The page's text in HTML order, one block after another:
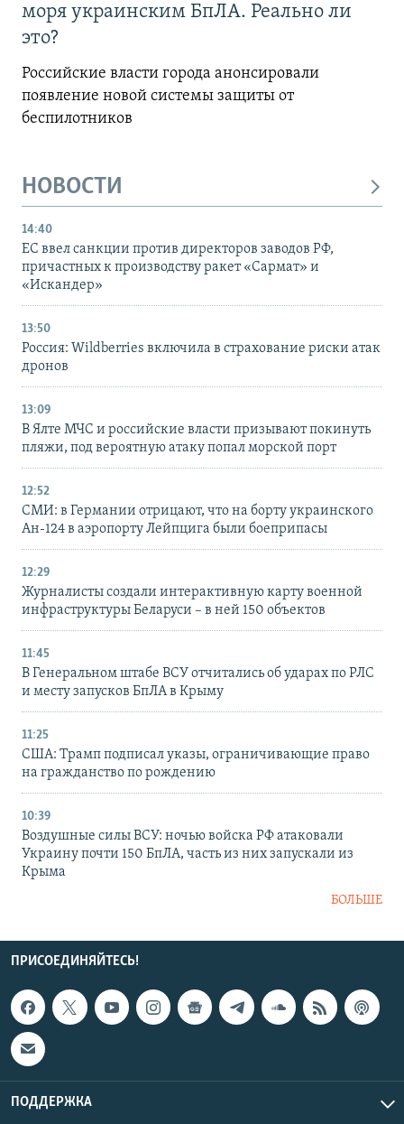
моря украинским БпЛА. Реально ли
это?
Российские власти города анонсировали
появление новой системы защиты от
беспилотников
НОВОСТИ
14:40
ЕС ввел санкции против директоров заводов РФ,
причастных к производству ракет «Сармат» и
«Искандер»
13:50
Россия: Wildberries включила в страхование риски атак
дронов
13:09
В Ялте МЧС и российские власти призывают покинуть
пляжи, под вероятную атаку попал морской порт
12:52
СМИ: в Германии отрицают, что на борту украинского
Ан-124 в аэропорту Лейпцига были боеприпасы
12:29
Журналисты создали интерактивную карту военной
инфраструктуры Беларуси – в ней 150 объектов
11:45
В Генеральном штабе ВСУ отчитались об ударах по РЛС
и месту запусков БпЛА в Крыму
11:25
США: Трамп подписал указы, ограничивающие право
на гражданство по рождению
10:39
Воздушные силы ВСУ: ночью войска РФ атаковали
Украину почти 150 БпЛА, часть из них запускали из
Крыма
БОЛЬШЕ
ПРИСОЕДИНЯЙТЕСЬ!
ПОДДЕРЖКА